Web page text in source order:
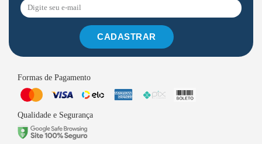
CADASTRAR
Formas de Pagamento
Qualidade e Segurança